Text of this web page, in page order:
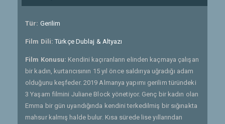
Tür: Gerilim
Film Dili:Türkçe Dublaj & Altyazı
Film Konusu: Kendini kaçıranların elinden kaçmaya çalışan
bir kadın, kurtarıcısının 15 yıl önce saldırıya uğradığı adam
olduğunu keşfeder. 2019 Almanya yapımı gerilim türündeki
3 Yaşam filmini Juliane Block yönetiyor. Genç bir kadın olan
Emma bir gün uyandığında kendini terkedilmiş bir sığınakta
mahsur kalmış halde bulur. Kısa sürede lise yıllarından